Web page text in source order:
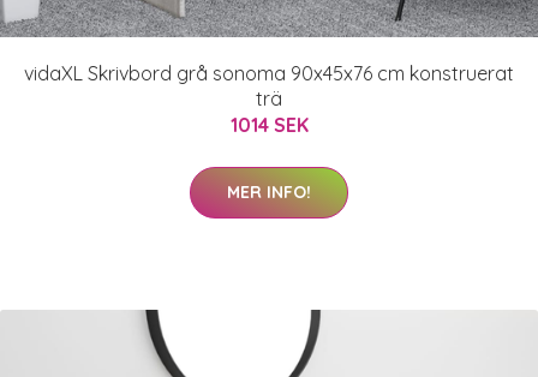
vidaXL Skrivbord grå sonoma 90x45x76 cm konstruerat
trä
1014 SEK
MER INFO!